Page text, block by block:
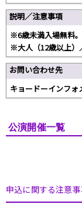
説明／注意事項
※6歳未満入場無料
※大人（12歳以上）
お問い合わせ先
キョードーインフォ
公演開催一覧
申込に関する注意